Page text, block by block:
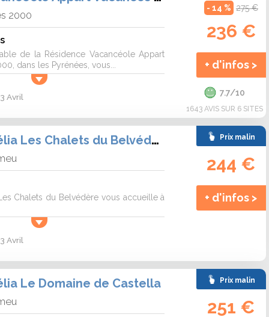
2000
de la Résidence Vacancéole Appart
dans les Pyrénées, vous...
Avril
- 14 % 275 €
236 €
+ d'infos >
7.7/10
1643 AVIS SUR 6 SITES
Résidence Goélia Les Chalets du Belvédère
Chalets du Belvédère vous accueille à
Avril
Prix malin
244 €
+ d'infos >
Le Domaine de Castella Prix malin
251 €